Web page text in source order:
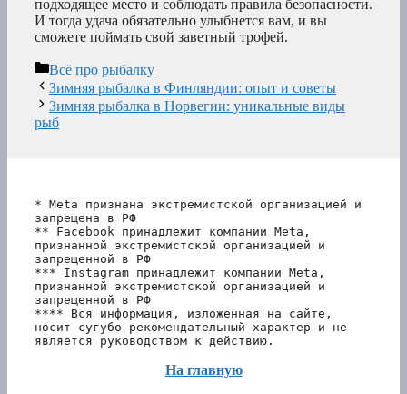
подходящее место и соблюдать правила безопасности.
И тогда удача обязательно улыбнется вам, и вы
сможете поймать свой заветный трофей.
Рубрики
Всё про рыбалку
Зимняя рыбалка в Финляндии: опыт и советы
Зимняя рыбалка в Норвегии: уникальные виды
рыб
* Meta признана экстремистской организацией и
запрещена в РФ
** Facebook принадлежит компании Meta,
признанной экстремистской организацией и
запрещенной в РФ
*** Instagram принадлежит компании Meta,
признанной экстремистской организацией и
запрещенной в РФ
**** Вся информация, изложенная на сайте,
носит сугубо рекомендательный характер и не
является руководством к действию.
На главную